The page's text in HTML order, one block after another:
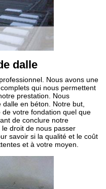
dalle
Nous avons une
qui nous permettent
prestation. Nous
en béton. Notre but,
de votre fondation quel que
de conclure notre
droit de nous passer
savoir si la qualité et le coût
et à votre moyen.